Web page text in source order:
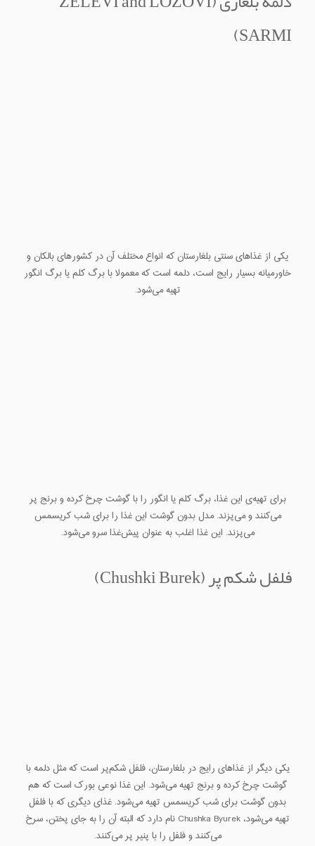
SARMI)
یکی از غذاهای سنتی بلغارستان که انواع مختلف آن در کشورهای بالکان و
خاورمیانه بسیار رایج است، دلمه است که معمولا با برگ کلم یا برگ انگور
تهیه می‌شود.
برای تهیه‌ی این غذا، برگ کلم یا انگور را با گوشت چرخ کرده و برنج پر
می‌کنند و می‌پزند. مدل بدون گوشت این غذا را برای شب کریسمس
می‌پزند. این غذا اغلب به عنوان پیش‌غذا سرو می‌شود.
فلفل شکم‌ پر (Chushki Burek)
یکی دیگر از غذاهای رایج در بلغارستان، فلفل شکم‌پر است که مثل دلمه با
گوشت چرخ کرده و برنج تهیه می‌شود. این غذا نوعی بورک است که هم
بدون گوشت برای شب کریسمس تهیه می‌شود. غذای دیگری که با فلفل
تهیه می‌شود، Chushka Byurek نام دارد که البته آن را به جای پختن، سرخ
می‌کنند و فلفل را با پنیر پر می‌کنند.